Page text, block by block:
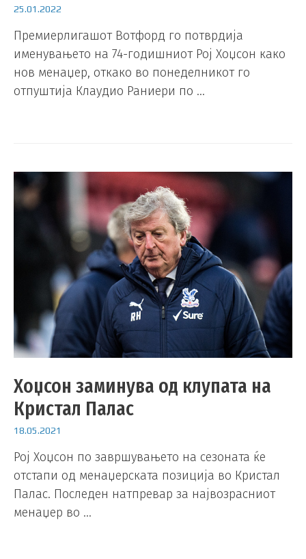
25.01.2022
Премиерлигашот Вотфорд го потврдија
именувањето на 74-годишниот Рој Хоџсон како
нов менаџер, откако во понеделникот го
отпуштија Клаудио Раниери по …
Хоџсон заминува од клупата на
Кристал Палас
18.05.2021
Рој Хоџсон по завршувањето на сезоната ќе
отстапи од менаџерската позиција во Кристал
Палас. Последен натпревар за највозрасниот
менаџер во …